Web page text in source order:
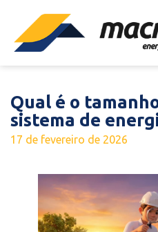
Qual é o
sistema de
17 de fevereiro de 2026